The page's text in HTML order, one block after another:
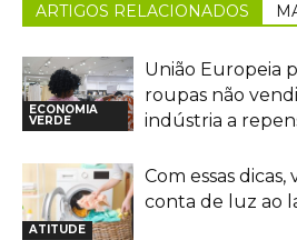
ARTIGOS RELACIONADOS
ECONOMIA
VERDE
União Europeia
roupas não
indústria a
ATITUDE
Com essas
conta de luz ao